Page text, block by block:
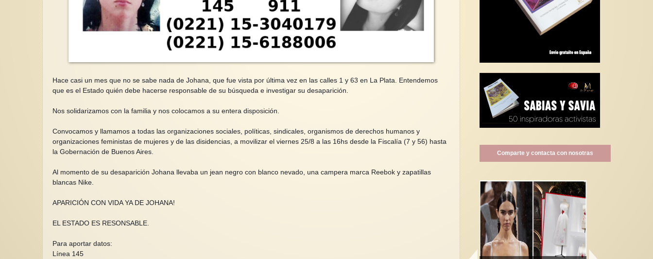
Hace casi un mes que no se sabe nada de Johana, que fue vista por última vez en las calles 1 y 63 en La Plata. Entendemos
que es el Estado quién debe hacerse responsable de su búsqueda e investigar su desaparición.
Nos solidarizamos con la familia y nos colocamos a su entera disposición.
Convocamos y llamamos a todas las organizaciones sociales, políticas, sindicales, organismos de derechos humanos y
organizaciones feministas de mujeres y de las disidencias, a movilizar el viernes 25/8 a las 16hs desde la Fiscalía (7 y 56) hasta
la Gobernación de Buenos Aires.
Al momento de su desaparición Johana llevaba un jean negro con blanco nevado, una campera marca Reebok y zapatillas
blancas Nike.
APARICIÓN CON VIDA YA DE JOHANA!
EL ESTADO ES RESONSABLE.
Para aportar datos:
Línea 145
Comparte y contacta con nosotras